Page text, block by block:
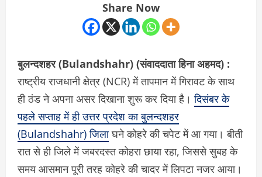
Share Now
बुलन्दशहर (Bulandshahr) (संवाददाता हिना अहमद) :
राष्ट्रीय राजधानी क्षेत्र (NCR) में तापमान में गिरावट के साथ
ही ठंड ने अपना असर दिखाना शुरू कर दिया है।दिसंबर के
पहले सप्ताह में ही उत्तर प्रदेश का बुलन्दशहर
(Bulandshahr) जिलाघने कोहरे की चपेट में आ गया। बीती
रात से ही जिले में जबरदस्त कोहरा छाया रहा, जिससे सुबह के
समय आसमान पूरी तरह कोहरे की चादर में लिपटा नजर आया।